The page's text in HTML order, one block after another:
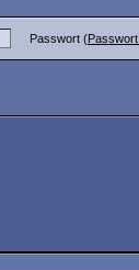
Passwort (